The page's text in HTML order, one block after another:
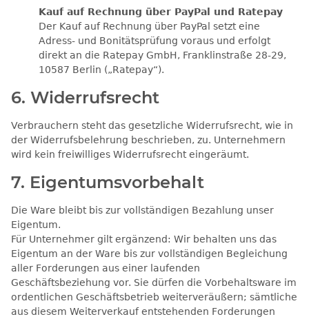
Kauf auf Rechnung über PayPal und Ratepay
Der Kauf auf Rechnung über PayPal setzt eine
Adress- und Bonitätsprüfung voraus und erfolgt
direkt an die Ratepay GmbH, Franklinstraße 28-29,
10587 Berlin („Ratepay“).
6. Widerrufsrecht
Verbrauchern steht das gesetzliche Widerrufsrecht, wie in
der Widerrufsbelehrung beschrieben, zu. Unternehmern
wird kein freiwilliges Widerrufsrecht eingeräumt.
7. Eigentumsvorbehalt​​​​​​​
Die Ware bleibt bis zur vollständigen Bezahlung unser
Eigentum.
Für Unternehmer gilt ergänzend: Wir behalten uns das
Eigentum an der Ware bis zur vollständigen Begleichung
aller Forderungen aus einer laufenden
Geschäftsbeziehung vor. Sie dürfen die Vorbehaltsware im
ordentlichen Geschäftsbetrieb weiterveräußern; sämtliche
aus diesem Weiterverkauf entstehenden Forderungen